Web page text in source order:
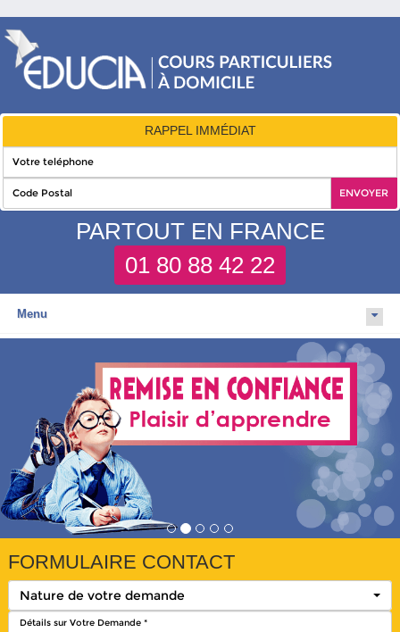
RAPPEL IMMÉDIAT
PARTOUT EN FRANCE
01 80 88 42 22
Menu
FORMULAIRE CONTACT
Nature de votre demande